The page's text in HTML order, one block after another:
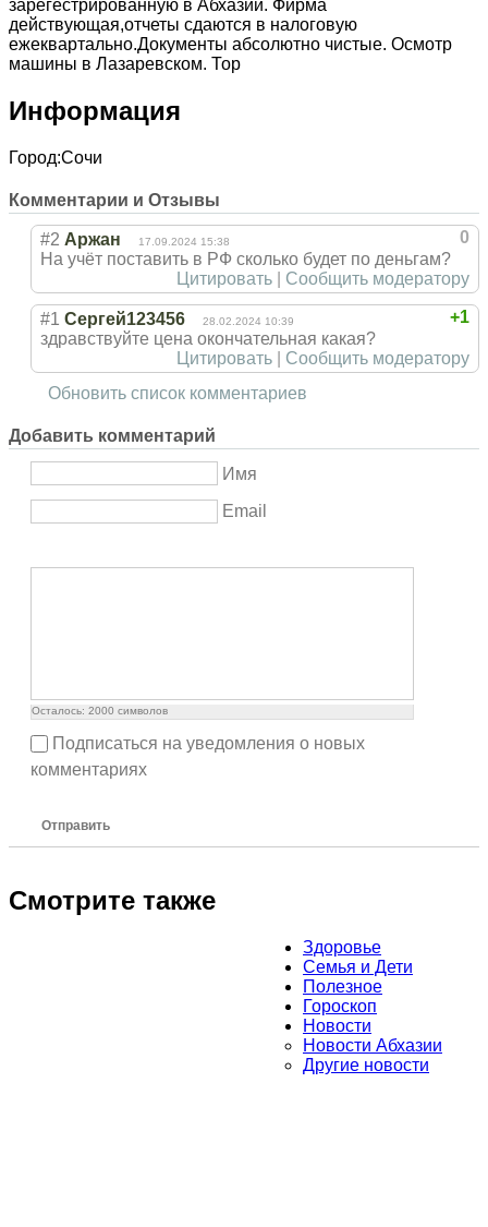
зарегестрированную в Абхазии. Фирма
действующая,отчеты сдаются в налоговую
ежеквартально.Документы абсолютно чистые. Осмотр
машины в Лазаревском. Тор
Информация
Город:Сочи
Комментарии и Отзывы
0
#2 Аржан 17.09.2024 15:38
На учёт поставить в РФ сколько будет по деньгам?
Цитировать
Сообщить модератору
+1
#1 Сергей123456 28.02.2024 10:39
здравствуйте цена окончательная какая?
Цитировать
Сообщить модератору
Обновить список комментариев
Добавить комментарий
Имя
Email
Осталось: 2000 символов
Подписаться на уведомления о новых
комментариях
Отправить
Смотрите также
Здоровье
Семья и Дети
Полезное
Гороскоп
Новости
Новости Абхазии
Другие новости